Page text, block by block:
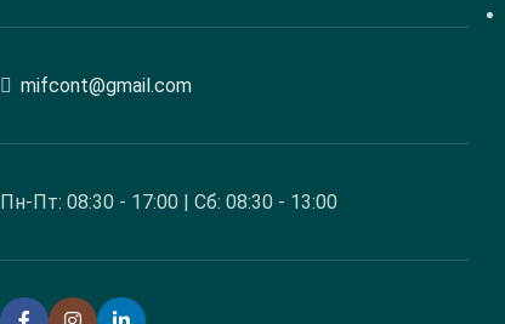
mifcont@gmail.com
Пн-Пт: 08:30 - 17:00 | Сб: 08:30 - 13:00